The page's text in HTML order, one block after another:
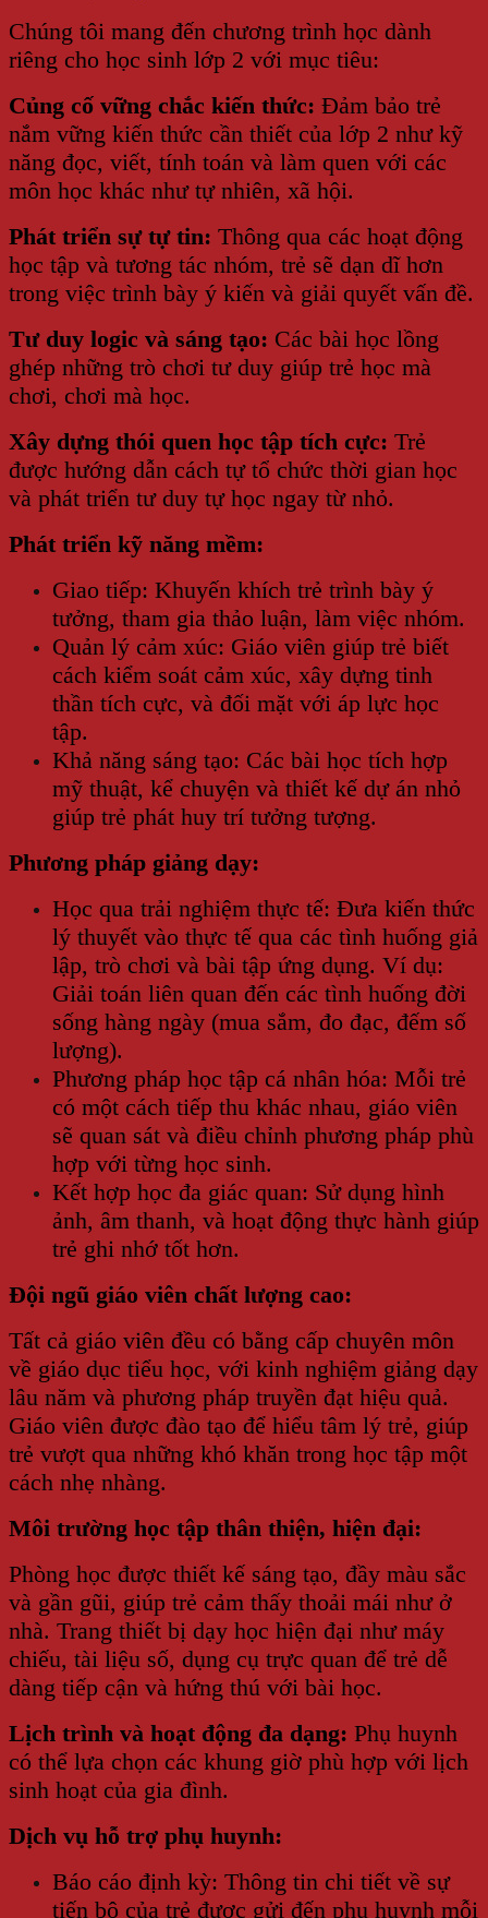
Chúng tôi mang đến chương trình học dành
riêng cho học sinh lớp 2 với mục tiêu:
Củng cố vững chắc kiến thức: Đảm bảo trẻ
nắm vững kiến thức cần thiết của lớp 2 như kỹ
năng đọc, viết, tính toán và làm quen với các
môn học khác như tự nhiên, xã hội.
Phát triển sự tự tin: Thông qua các hoạt động
học tập và tương tác nhóm, trẻ sẽ dạn dĩ hơn
trong việc trình bày ý kiến và giải quyết vấn đề.
Tư duy logic và sáng tạo: Các bài học lồng
ghép những trò chơi tư duy giúp trẻ học mà
chơi, chơi mà học.
Xây dựng thói quen học tập tích cực: Trẻ
được hướng dẫn cách tự tổ chức thời gian học
và phát triển tư duy tự học ngay từ nhỏ.
Phát triển kỹ năng mềm:
Giao tiếp: Khuyến khích trẻ trình bày ý
tưởng, tham gia thảo luận, làm việc nhóm.
Quản lý cảm xúc: Giáo viên giúp trẻ biết
cách kiểm soát cảm xúc, xây dựng tinh
thần tích cực, và đối mặt với áp lực học
tập.
Khả năng sáng tạo: Các bài học tích hợp
mỹ thuật, kể chuyện và thiết kế dự án nhỏ
giúp trẻ phát huy trí tưởng tượng.
Phương pháp giảng dạy:
Học qua trải nghiệm thực tế: Đưa kiến thức
lý thuyết vào thực tế qua các tình huống giả
lập, trò chơi và bài tập ứng dụng. Ví dụ:
Giải toán liên quan đến các tình huống đời
sống hàng ngày (mua sắm, đo đạc, đếm số
lượng).
Phương pháp học tập cá nhân hóa: Mỗi trẻ
có một cách tiếp thu khác nhau, giáo viên
sẽ quan sát và điều chỉnh phương pháp phù
hợp với từng học sinh.
Kết hợp học đa giác quan: Sử dụng hình
ảnh, âm thanh, và hoạt động thực hành giúp
trẻ ghi nhớ tốt hơn.
Đội ngũ giáo viên chất lượng cao:
Tất cả giáo viên đều có bằng cấp chuyên môn
về giáo dục tiểu học, với kinh nghiệm giảng dạy
lâu năm và phương pháp truyền đạt hiệu quả.
Giáo viên được đào tạo để hiểu tâm lý trẻ, giúp
trẻ vượt qua những khó khăn trong học tập một
cách nhẹ nhàng.
Môi trường học tập thân thiện, hiện đại:
Phòng học được thiết kế sáng tạo, đầy màu sắc
và gần gũi, giúp trẻ cảm thấy thoải mái như ở
nhà. Trang thiết bị dạy học hiện đại như máy
chiếu, tài liệu số, dụng cụ trực quan để trẻ dễ
dàng tiếp cận và hứng thú với bài học.
Lịch trình và hoạt động đa dạng: Phụ huynh
có thể lựa chọn các khung giờ phù hợp với lịch
sinh hoạt của gia đình.
Dịch vụ hỗ trợ phụ huynh:
Báo cáo định kỳ: Thông tin chi tiết về sự
tiến bộ của trẻ được gửi đến phụ huynh mỗi